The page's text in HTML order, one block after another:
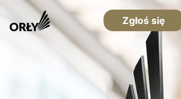
Zgłoś się